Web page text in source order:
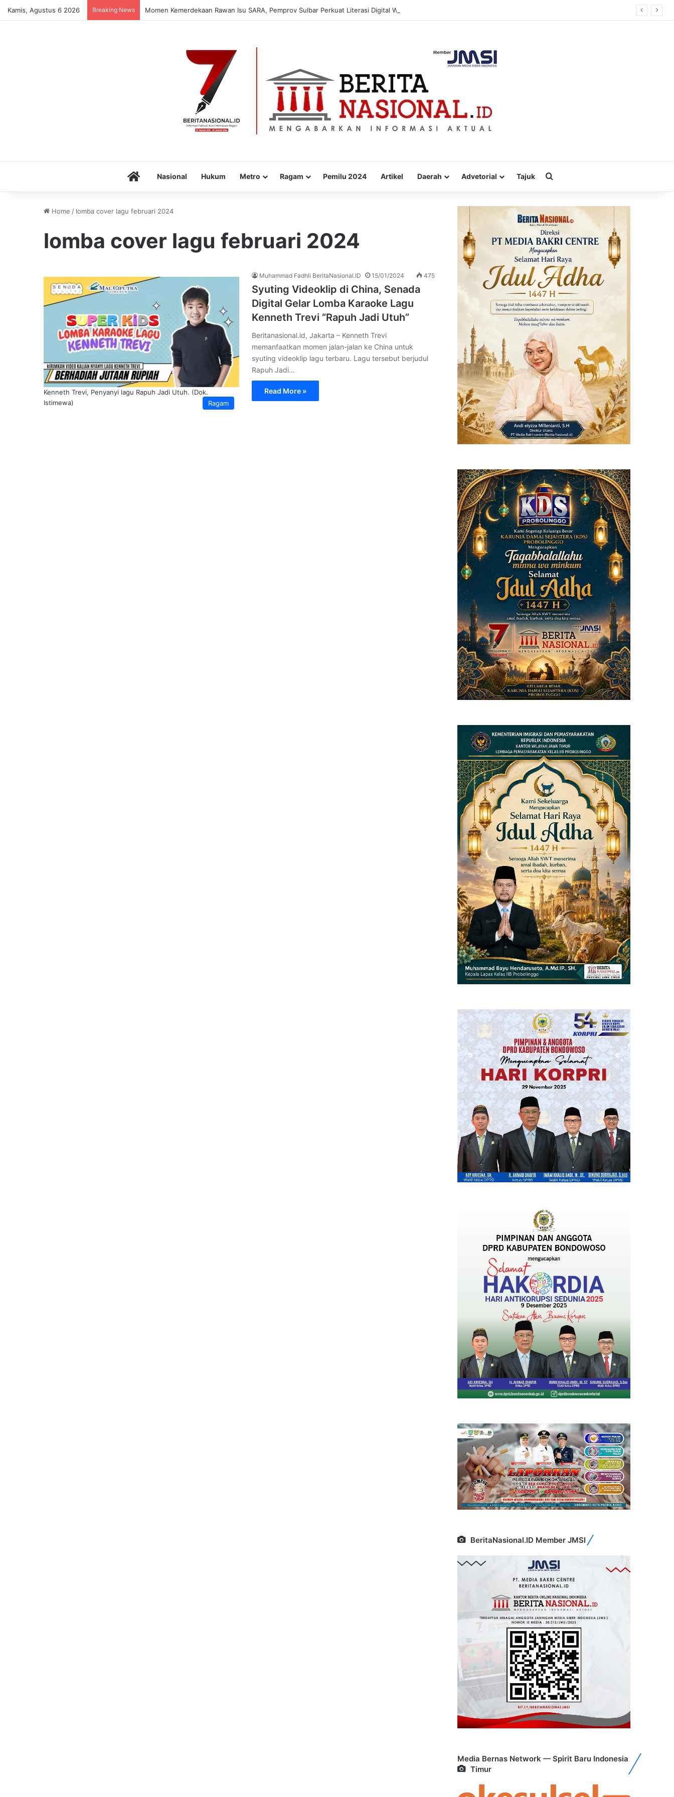
Kamis, Agustus 6 2026 Breaking News Momen Kemerdekaan Rawan Isu SARA, Pemprov Sulbar Perkuat Literasi Digital Warga
HomeNasional Hukum Metro Ragam Pemilu 2024 Artikel Daerah Advetorial Tajuk
Home / lomba cover lagu februari 2024
lomba cover lagu februari 2024
Ragam
Kenneth Trevi, Penyanyi lagu Rapuh Jadi Utuh. (Dok.
Istimewa)
Muhammad Fadhli BeritaNasional.ID 15/01/2024 475
Syuting Videoklip di China, Senada
Digital Gelar Lomba Karaoke Lagu
Kenneth Trevi “Rapuh Jadi Utuh”
Beritanasional.id, Jakarta – Kenneth Trevi
memanfaatkan momen jalan-jalan ke China untuk
syuting videoklip lagu terbaru. Lagu tersebut berjudul
Rapuh Jadi…
Read More »
BeritaNasional.ID Member JMSI
Media Bernas Network — Spirit Baru Indonesia
Timur